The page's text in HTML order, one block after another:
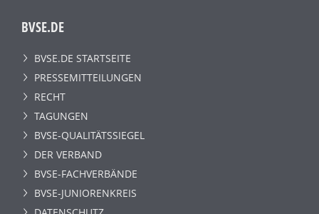
BVSE.DE
BVSE.DE STARTSEITE
PRESSEMITTEILUNGEN
RECHT
TAGUNGEN
BVSE-QUALITÄTSSIEGEL
DER VERBAND
BVSE-FACHVERBÄNDE
BVSE-JUNIORENKREIS